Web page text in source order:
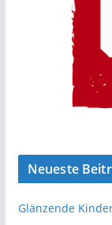
Neueste
Glänzende